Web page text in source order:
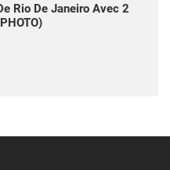
Rio De Janeiro Avec 2